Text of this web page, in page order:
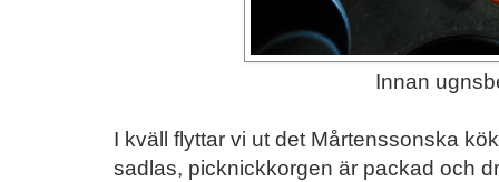
Innan
I kväll flyttar vi ut det Mårtenssonska
sadlas, picknickkorgen är packad och